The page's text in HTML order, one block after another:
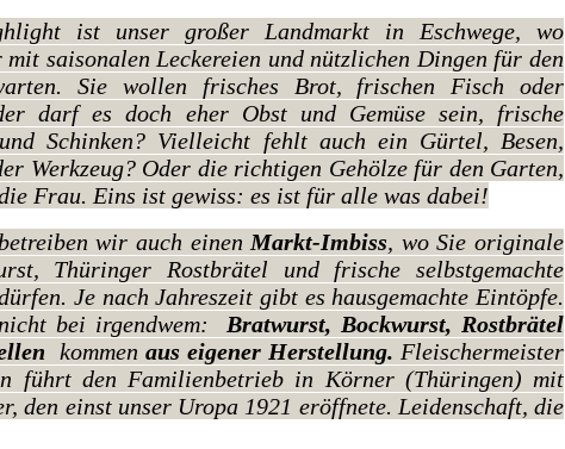
ist unser großer Landmarkt in Eschwege, wo
saisonalen Leckereien und nützlichen Dingen für den
Sie wollen frisches Brot, frischen Fisch oder
darf es doch eher Obst und Gemüse sein, frische
Schinken? Vielleicht fehlt auch ein Gürtel, Besen,
Werkzeug? Oder die richtigen Gehölze für den Garten,
Frau. Eins ist gewiss: es ist für alle was dabei!
wir auch einen Markt-Imbiss, wo Sie originale
Thüringer Rostbrätel und frische selbstgemachte
Je nach Jahreszeit gibt es hausgemachte Eintöpfe.
bei irgendwem: Bratwurst, Bockwurst, Rostbrätel
kommen aus eigener Herstellung. Fleischermeister
führt den Familienbetrieb in Körner (Thüringen) mit
den einst unser Uropa 1921 eröffnete. Leidenschaft, die